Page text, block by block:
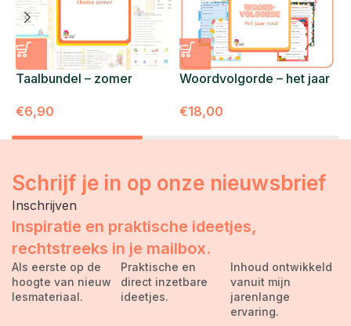
Taalbundel – zomer
€6,90
Woordvolgorde – het jaar
€18,00
Schrijf je in op onze nieuwsbrief
Inschrijven
Inspiratie en praktische ideetjes,
rechtstreeks in je mailbox.
Als eerste op de
hoogte van nieuw
lesmateriaal.
Praktische en
direct inzetbare
ideetjes.
Inhoud ontwikkeld
vanuit mijn
jarenlange
ervaring.